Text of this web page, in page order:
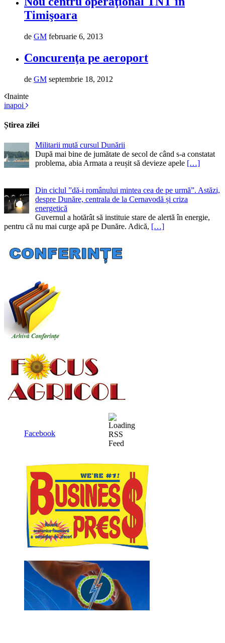
Timişoara
de GM februarie 6, 2013
Concurenţa pe aeroport
de GM septembrie 18, 2012
Inainte
inapoi
Știrea zilei
Militarii mută cursul Dunării
După mai bine de jumătate de secol de când s-a constatat
problema, abia Armata a reușit să devieze apele […]
Din ciclul ”dă-i românului mintea cea de pe urmă”. Astăzi,
despre Dunăre, centrala de la Cernavodă și criza
energetică
Guvernul a hotărât să instituie stare de alertă în energie,
pentru că nu mai curge apă pe Dunăre. Adică, […]
Facebook